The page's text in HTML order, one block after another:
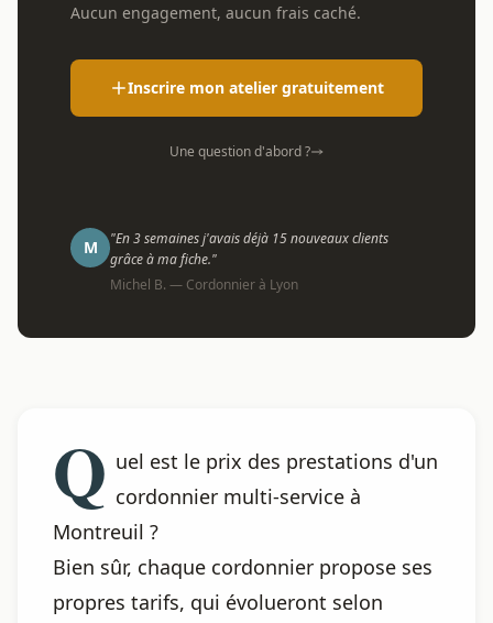
Aucun engagement, aucun frais caché.
Inscrire mon atelier gratuitement
Une question d'abord ?
M
"En 3 semaines j'avais déjà 15 nouveaux clients
grâce à ma fiche."
Michel B. — Cordonnier à Lyon
Q uel est le prix des prestations d'un
cordonnier multi-service à
Montreuil ?
Bien sûr, chaque cordonnier propose ses
propres tarifs, qui évolueront selon